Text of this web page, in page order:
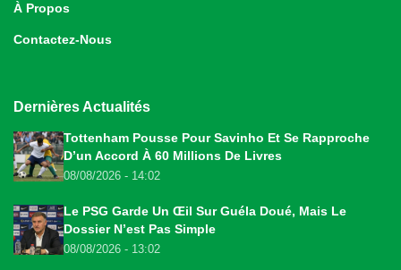
À Propos
Contactez-Nous
Dernières Actualités
Tottenham Pousse Pour Savinho Et Se Rapproche
D’un Accord À 60 Millions De Livres
08/08/2026 - 14:02
Le PSG Garde Un Œil Sur Guéla Doué, Mais Le
Dossier N’est Pas Simple
08/08/2026 - 13:02